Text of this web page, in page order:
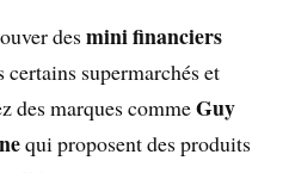
desmini financiers
certains supermarchés et
des marques commeGuy
qui proposent des produits